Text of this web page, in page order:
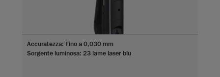
Accuratezza: Fino a 0,030 mm
Sorgente luminosa: 23 lame laser blu